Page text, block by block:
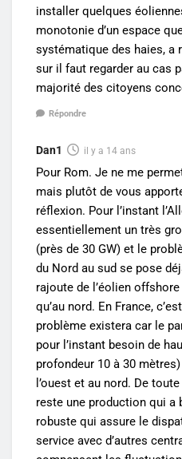
installer quelques
monotonie d’un espace
systématique des haies, a
sur il faut regarder au cas
majorité des citoyens
Répondre
Dan1 il y a 14 ans
Pour Rom. Je ne me
mais plutôt de vous
réflexion. Pour l’instant
essentiellement un très
(près de 30 GW) et le
du Nord au sud se pose
rajoute de l’éolien
qu’au nord. En France,
problème existera car le
pour l’instant besoin de
profondeur 10 à 30
l’ouest et au nord. De
reste une production qui a
robuste qui assure le
service avec d’autres